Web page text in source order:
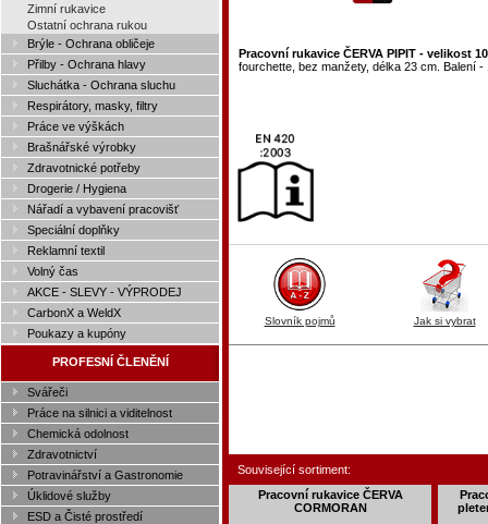
Zimní rukavice
Ostatní ochrana rukou
Brýle - Ochrana obličeje
Přilby - Ochrana hlavy
Sluchátka - Ochrana sluchu
Respirátory, masky, filtry
Práce ve výškách
Brašnářské výrobky
Zdravotnické potřeby
Drogerie / Hygiena
Nářadí a vybavení pracovišť
Speciální doplňky
Reklamní textil
Volný čas
AKCE - SLEVY - VÝPRODEJ
CarbonX a WeldX
Poukazy a kupóny
PROFESNÍ ČLENĚNÍ
Svářeči
Práce na silnici a viditelnost
Chemická odolnost
Zdravotnictví
Potravinářství a Gastronomie
Úklidové služby
ESD a Čisté prostředí
Pracovní rukavice ČERVA PIPIT - velikost 10
fourchette, bez manžety, délka 23 cm. Balení
Slovník pojmů Jak si vybrat
Související sortiment:
Pracovní rukavice ČERVA
CORMORAN